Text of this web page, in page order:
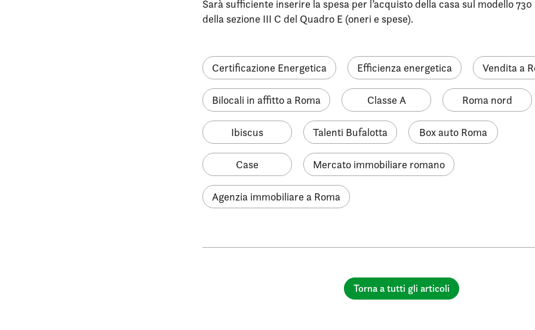
Sarà sufficiente inserire la spesa per l’acquisto della casa sul modello 730
della sezione III C del Quadro E (oneri e spese).
Certificazione Energetica Efficienza energetica Vendita a
Bilocali in affitto a Roma Classe A Roma nord
Ibiscus Talenti Bufalotta Box auto Roma
Case Mercato immobiliare romano
Agenzia immobiliare a Roma
Torna a tutti gli articoli